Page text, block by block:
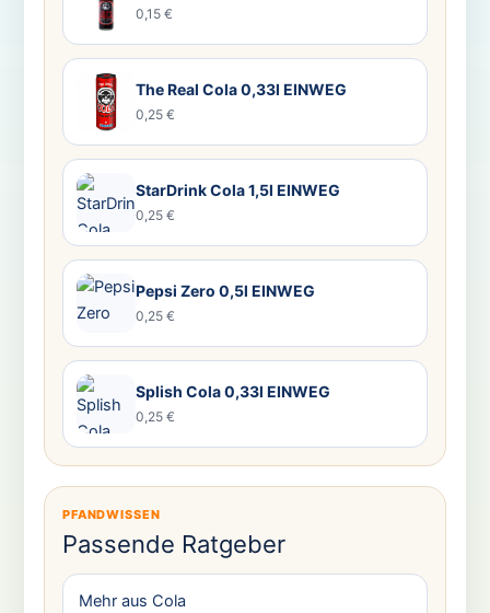
0,15 €
The Real Cola 0,33l EINWEG
0,25 €
StarDrink Cola 1,5l EINWEG
0,25 €
Pepsi Zero 0,5l EINWEG
0,25 €
Splish Cola 0,33l EINWEG
0,25 €
PFANDWISSEN
Passende Ratgeber
Mehr aus Cola